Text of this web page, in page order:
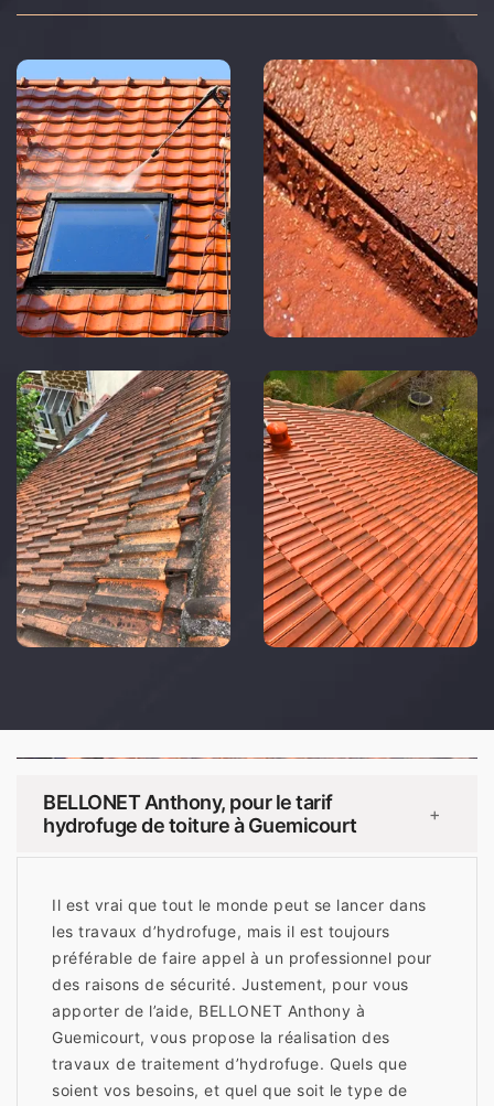
BELLONET Anthony, pour le tarif
hydrofuge de toiture à Guemicourt
+
Il est vrai que tout le monde peut se lancer dans
les travaux d’hydrofuge, mais il est toujours
préférable de faire appel à un professionnel pour
des raisons de sécurité. Justement, pour vous
apporter de l’aide, BELLONET Anthony à
Guemicourt, vous propose la réalisation des
travaux de traitement d’hydrofuge. Quels que
soient vos besoins, et quel que soit le type de